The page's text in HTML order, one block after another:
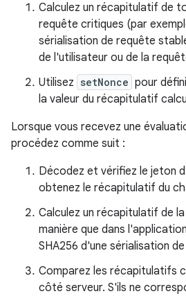
Calculez un récapitulatif de
requête critiques (par
sérialisation de requête
de l'utilisateur ou de la
Utilisez setNonce pour
la valeur du récapitulatif
Lorsque vous recevez une
procédez comme suit :
Décodez et vérifiez le jeton
obtenez le récapitulatif du
Calculez un récapitulatif de
manière que dans
SHA256 d'une sérialisation
Comparez les récapitulatifs
côté serveur. S'ils ne